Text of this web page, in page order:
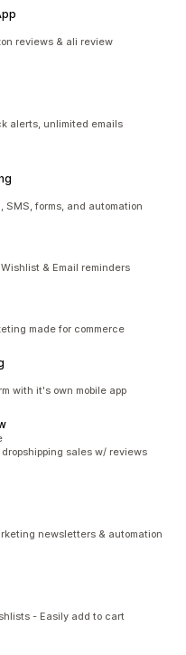
reviews & ali review
alerts, unlimited emails
forms, and automation
& Email reminders
made for commerce
with it's own mobile app
sales w/ reviews
newsletters & automation
- Easily add to cart